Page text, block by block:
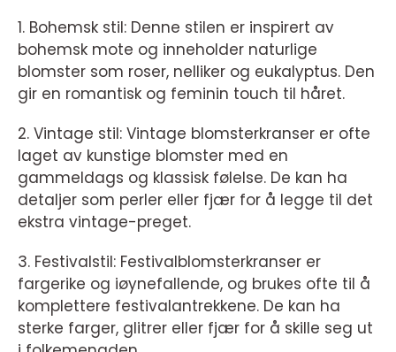
1. Bohemsk stil: Denne stilen er inspirert av
bohemsk mote og inneholder naturlige
blomster som roser, nelliker og eukalyptus. Den
gir en romantisk og feminin touch til håret.
2. Vintage stil: Vintage blomsterkranser er ofte
laget av kunstige blomster med en
gammeldags og klassisk følelse. De kan ha
detaljer som perler eller fjær for å legge til det
ekstra vintage-preget.
3. Festivalstil: Festivalblomsterkranser er
fargerike og iøynefallende, og brukes ofte til å
komplettere festivalantrekkene. De kan ha
sterke farger, glitrer eller fjær for å skille seg ut